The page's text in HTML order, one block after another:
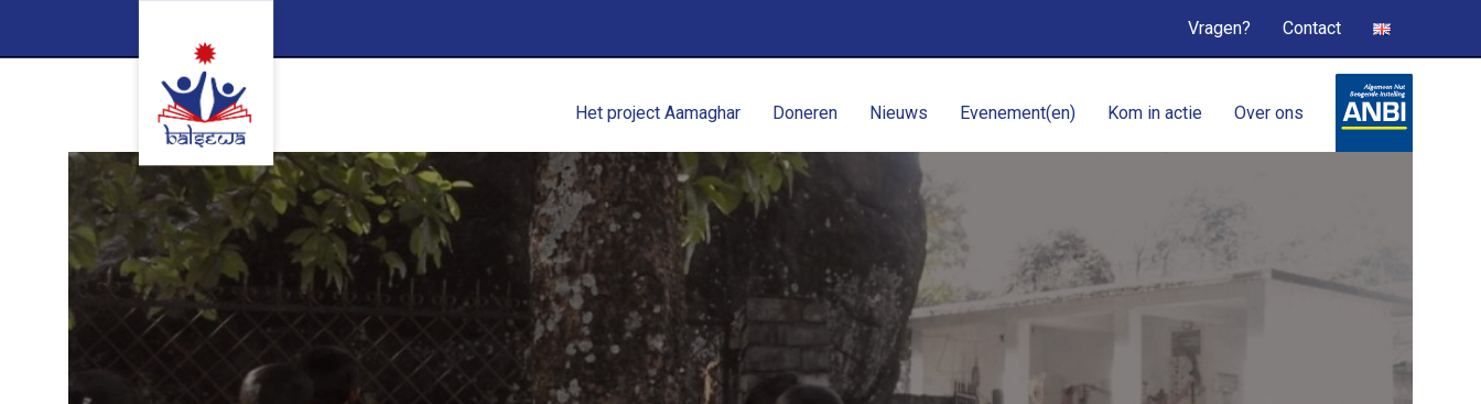
Vragen? Contact
Het project Aamaghar Doneren Nieuws Evenement(en) Kom in actie Over ons